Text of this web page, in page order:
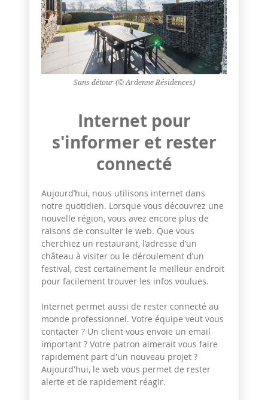
Sans détour (© Ardenne Résidences)
Internet pour
s'informer et rester
connecté
Aujourd’hui, nous utilisons internet dans
notre quotidien. Lorsque vous découvrez une
nouvelle région, vous avez encore plus de
raisons de consulter le web. Que vous
cherchiez un restaurant, l’adresse d’un
château à visiter ou le déroulement d’un
festival, c’est certainement le meilleur endroit
pour facilement trouver les infos voulues.
Internet permet aussi de rester connecté au
monde professionnel. Votre équipe veut vous
contacter ? Un client vous envoie un email
important ? Votre patron aimerait vous faire
rapidement part d'un nouveau projet ?
Aujourd'hui, le web vous permet de rester
alerte et de rapidement réagir.